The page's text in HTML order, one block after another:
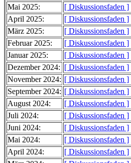
Mai 2025:
[ Diskussionsfaden ]
April 2025:
[ Diskussionsfaden ]
März 2025:
[ Diskussionsfaden ]
Februar 2025:
[ Diskussionsfaden ]
Januar 2025:
[ Diskussionsfaden ]
Dezember 2024: [ Diskussionsfaden ]
November 2024: [ Diskussionsfaden ]
September 2024: [ Diskussionsfaden ]
August 2024:
[ Diskussionsfaden ]
Juli 2024:
[ Diskussionsfaden ]
Juni 2024:
[ Diskussionsfaden ]
Mai 2024:
[ Diskussionsfaden ]
April 2024:
[ Diskussionsfaden ]